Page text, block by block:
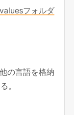
フォルダ
の言語を格納
。